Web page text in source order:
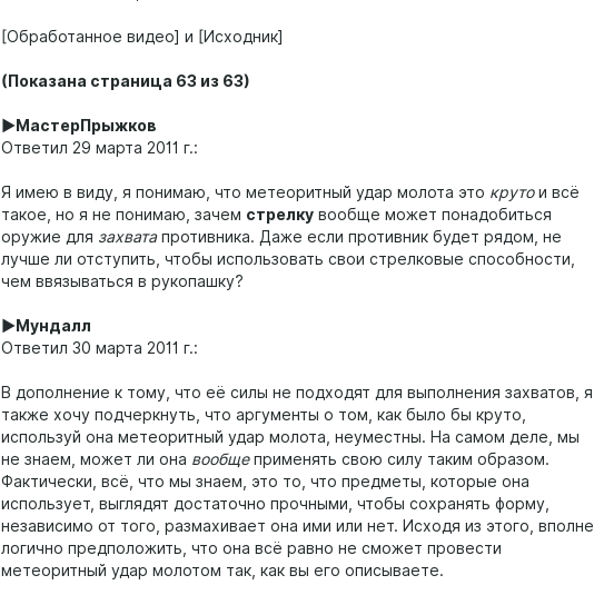
[Обработанное видео] и [Исходник]
(Показана страница 63 из 63)
►МастерПрыжков
Ответил 29 марта 2011 г.:
Я имею в виду, я понимаю, что метеоритный удар молота это крутои всё
такое, но я не понимаю, зачем стрелку вообще может понадобиться
оружие для захватапротивника. Даже если противник будет рядом, не
лучше ли отступить, чтобы использовать свои стрелковые способности,
чем ввязываться в рукопашку?
►Мундалл
Ответил 30 марта 2011 г.:
В дополнение к тому, что её силы не подходят для выполнения захватов, я
также хочу подчеркнуть, что аргументы о том, как было бы круто,
используй она метеоритный удар молота, неуместны. На самом деле, мы
не знаем, может ли она вообщеприменять свою силу таким образом.
Фактически, всё, что мы знаем, это то, что предметы, которые она
использует, выглядят достаточно прочными, чтобы сохранять форму,
независимо от того, размахивает она ими или нет. Исходя из этого, вполне
логично предположить, что она всё равно не сможет провести
метеоритный удар молотом так, как вы его описываете.